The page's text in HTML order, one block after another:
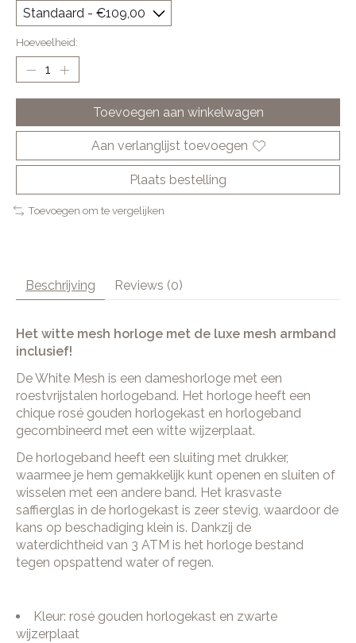
Hoeveelheid:
Toevoegen aan winkelwagen
Aan verlanglijst toevoegen
Plaats bestelling
Toevoegen om te vergelijken
Beschrijving Reviews (0)
Het witte mesh horloge met de luxe mesh armband
inclusief!
De White Mesh is een dameshorloge met een
roestvrijstalen horlogeband. Het horloge heeft een
chique rosé gouden horlogekast en horlogeband
gecombineerd met een witte wijzerplaat.
De horlogeband heeft een sluiting met drukker,
waarmee je hem gemakkelijk kunt openen en sluiten of
wisselen met een andere band. Het krasvaste
saffierglas in de horlogekast is zeer stevig, waardoor de
kans op beschadiging klein is. Dankzij de
waterdichtheid van 3 ATM is het horloge bestand
tegen opspattend water of regen.
Kleur: rosé gouden horlogekast en zwarte
wijzerplaat